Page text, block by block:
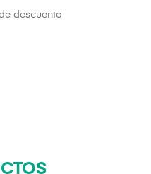
descuento